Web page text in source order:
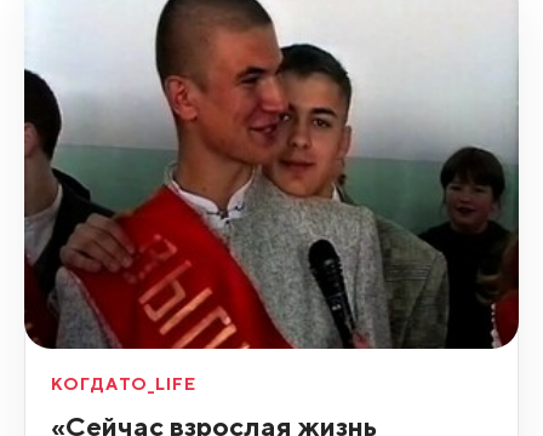
КОГДАТО_LIFE
«Сейчас взрослая жизнь